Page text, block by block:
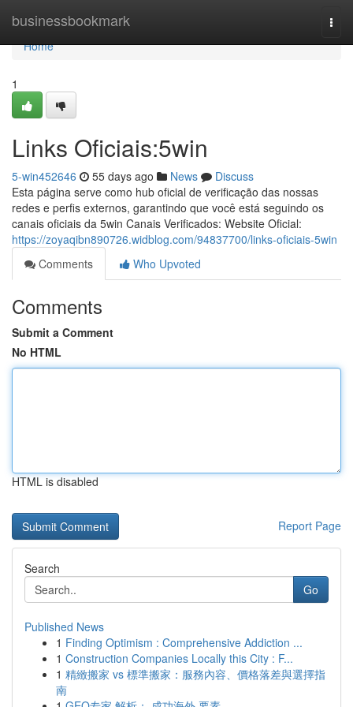
businessbookmark
Home
Home
1
Links Oficiais:5win
5-win452646 55 days ago News
Discuss
Esta página serve como hub oficial de verificação das nossas
redes e perfis externos, garantindo que você está seguindo os
canais oficiais da 5win Canais Verificados: Website Oficial:
https://zoyaqibn890726.widblog.com/94837700/links-oficiais-5win
Comments
Who Upvoted
Comments
Submit a Comment
No HTML
HTML is disabled
Report Page
Search
Go
Published News
1 Finding Optimism : Comprehensive Addiction ...
1 Construction Companies Locally this City : F...
1 精緻搬家 vs 標準搬家：服務內容、價格落差與選擇指
南